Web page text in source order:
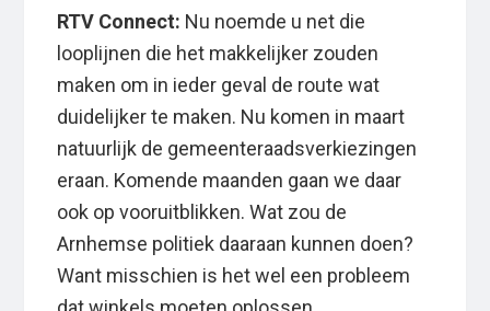
RTV Connect: Nu noemde u net die
looplijnen die het makkelijker zouden
maken om in ieder geval de route wat
duidelijker te maken. Nu komen in maart
natuurlijk de gemeenteraadsverkiezingen
eraan. Komende maanden gaan we daar
ook op vooruitblikken. Wat zou de
Arnhemse politiek daaraan kunnen doen?
Want misschien is het wel een probleem